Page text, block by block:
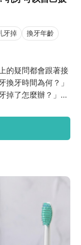
牙掉
換牙年齡
的疑問都會跟著接
換牙時間為何？」
掉了怎麼辦？」